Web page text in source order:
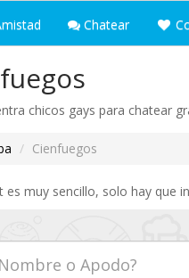
Chatear
chicos gays para chatear
Cienfuegos
es muy sencillo, solo hay que